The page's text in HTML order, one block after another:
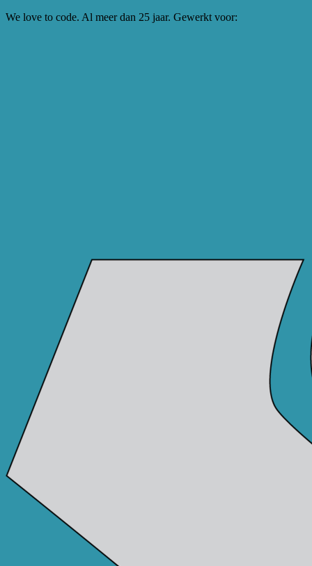
We love to code. Al meer dan 25 jaar. Gewerkt voor: